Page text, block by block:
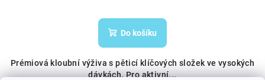
Do košíku
Prémiová kloubní výživa s pěticí klíčových složek ve vysokých
dávkách. Pro aktivní...